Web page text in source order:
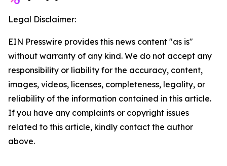
Legal Disclaimer:
EIN Presswire provides this news content "as is"
without warranty of any kind. We do not accept any
responsibility or liability for the accuracy, content,
images, videos, licenses, completeness, legality, or
reliability of the information contained in this article.
If you have any complaints or copyright issues
related to this article, kindly contact the author
above.